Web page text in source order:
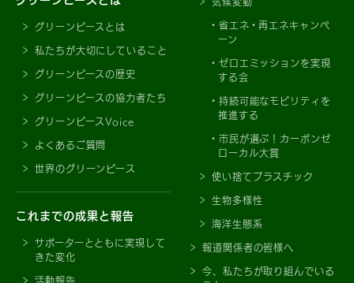
グリーンピースとは
私たちが大切にしていること
グリーンピースの歴史
グリーンピースの協力者たち
グリーンピースVoice
よくあるご質問
世界のグリーンピース
これまでの成果と報告
サポーターとともに実現して
きた変化
活動報告
省エネ・再エネキャンペ
ーン
ゼロエミッションを実現
する会
持続可能なモビリティを
推進する
市民が選ぶ！カーボンゼ
ローカル大賞
使い捨てプラスチック
生物多様性
海洋生態系
報道関係者の皆様へ
今、私たちが取り組んでいる